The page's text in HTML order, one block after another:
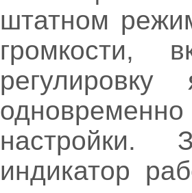
штатном
громкости,
настройки.
индикатор